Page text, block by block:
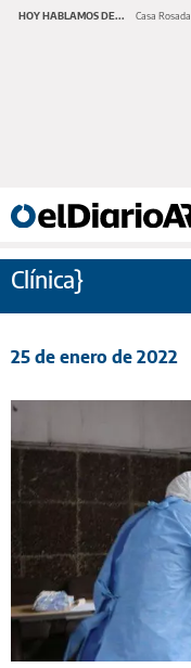
HOY HABLAMOS DE... Casa Rosada
Clínica}
25 de enero de 2022